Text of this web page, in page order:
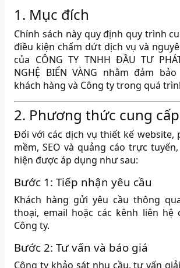
1. Mục đích
Chính sách này quy định quy trình
điều kiện chấm dứt dịch vụ và
của CÔNG TY TNHH ĐẦU TƯ
NGHỆ BIỂN VÀNG nhằm đảm
khách hàng và Công ty trong quá
2. Phương thức cung
Đối với các dịch vụ thiết kế website,
mềm, SEO và quảng cáo trực
hiện được áp dụng như sau:
Bước 1: Tiếp nhận yêu cầu
Khách hàng gửi yêu cầu thông
thoại, email hoặc các kênh liên hệ
Công ty.
Bước 2: Tư vấn và báo giá
Công ty khảo sát nhu cầu, tư vấn